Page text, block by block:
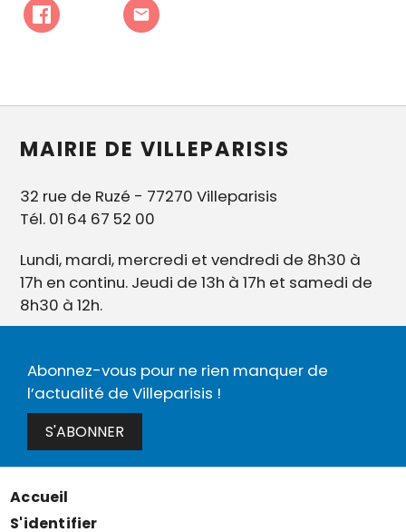
MAIRIE DE VILLEPARISIS
32 rue de Ruzé - 77270 Villeparisis
Tél. 01 64 67 52 00
Lundi, mardi, mercredi et vendredi de 8h30 à
17h en continu. Jeudi de 13h à 17h et samedi de
8h30 à 12h.
Abonnez-vous pour ne rien manquer de
l’actualité de Villeparisis !
S'ABONNER
Menu
Accueil
S'identifier